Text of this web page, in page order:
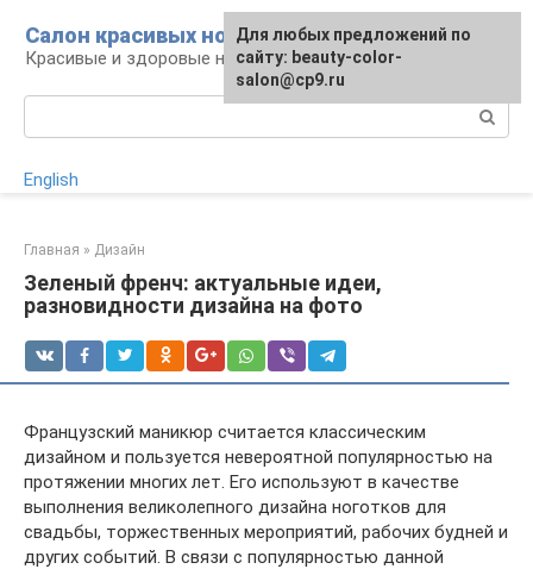
контенту
Салон красивых ногтей
Красивые и здоровые ногти: уход и декор
English
Главная » Дизайн
Зеленый френч: актуальные идеи,
разновидности дизайна на фото
Французский маникюр считается классическим
дизайном и пользуется невероятной популярностью на
протяжении многих лет. Его используют в качестве
выполнения великолепного дизайна ноготков для
свадьбы, торжественных мероприятий, рабочих будней и
других событий. В связи с популярностью данной
Для любых предложений по
сайту: beauty-color-
salon@cp9.ru